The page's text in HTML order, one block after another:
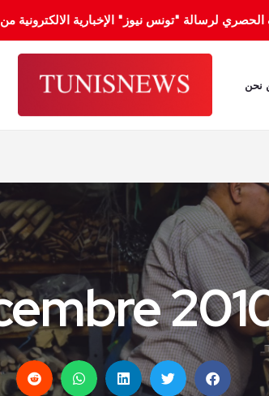
"تونس نيوز" الإخبارية الالكترونية من 1 ماي 2000 إلى 31 جانفي 2012.
نحن